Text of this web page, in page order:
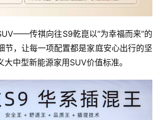
传祺向往S9乾崑以“为幸福而来”的
节，让每一项配置都是家庭安心出行的坚
大中型新能源家用SUV价值标准。